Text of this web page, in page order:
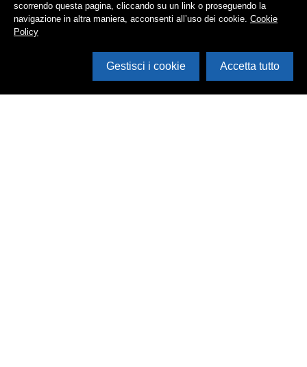
scorrendo questa pagina, cliccando su un link o proseguendo la
navigazione in altra maniera, acconsenti all’uso dei cookie. Cookie
Policy
Gestisci i cookie Accetta tutto